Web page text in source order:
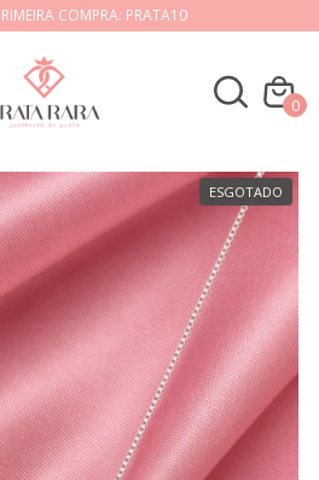
COMPRA: PRATA10
0
ESGOTADO